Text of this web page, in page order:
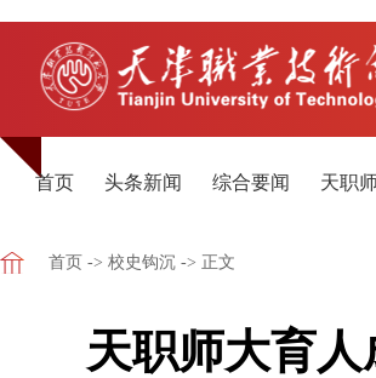
首页 头条新闻 综合要闻 天职
首页 -> 校史钩沉 -> 正文
天职师大育人